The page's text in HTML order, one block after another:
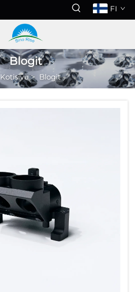
FI
Blogit
Kotisivu> Blogit